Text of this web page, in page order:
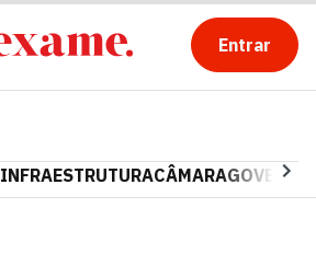
Entrar
INFRAESTRUTURACÂMARAGOVERNO